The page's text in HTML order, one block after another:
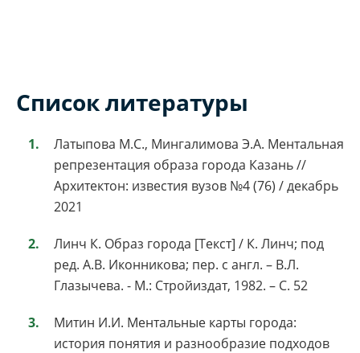
Список литературы
Латыпова М.С., Мингалимова Э.А. Ментальная
репрезентация образа города Казань //
Архитектон: известия вузов №4 (76) / декабрь
2021
Линч К. Образ города [Текст] / К. Линч; под
ред. А.В. Иконникова; пер. с англ. – В.Л.
Глазычева. - М.: Стройиздат, 1982. – С. 52
Митин И.И. Ментальные карты города:
история понятия и разнообразие подходов